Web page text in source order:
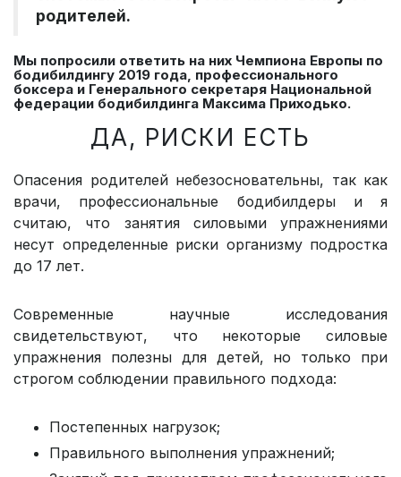
родителей.
Мы попросили ответить на них Чемпиона Европы по
бодибилдингу 2019 года, профессионального
боксера и Генерального секретаря Национальной
федерации бодибилдинга Максима Приходько.
ДА, РИСКИ ЕСТЬ
Опасения родителей небезосновательны, так как
врачи, профессиональные бодибилдеры и я
считаю, что занятия силовыми упражнениями
несут определенные риски организму подростка
до 17 лет.
Современные научные исследования
свидетельствуют, что некоторые силовые
упражнения полезны для детей, но только при
строгом соблюдении правильного подхода:
Постепенных нагрузок;
Правильного выполнения упражнений;